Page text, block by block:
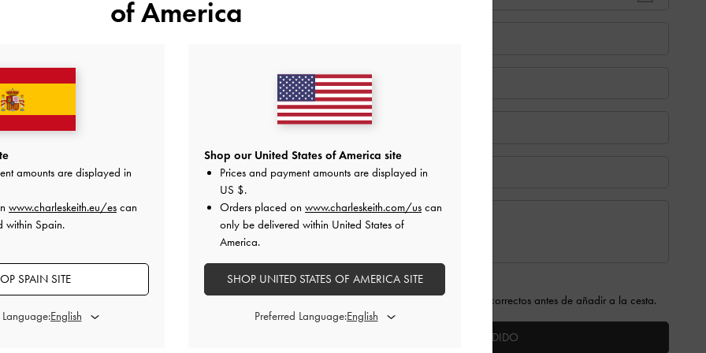
se compró.
fecha de compra,
EU.
electrónico del
Asegúrate de que los datos ingresados son correctos antes de añadir a la cesta.
FINALIZAR PEDIDO
of America
amounts are displayed in
www.charleskeith.eu/es can
within Spain.
SPAIN SITE
Shop our United States of America site
Prices and payment amounts are displayed in
US $.
Orders placed on www.charleskeith.com/us can
only be delivered within United States of
America.
SHOP UNITED STATES OF AMERICA SITE
Preferred Language: